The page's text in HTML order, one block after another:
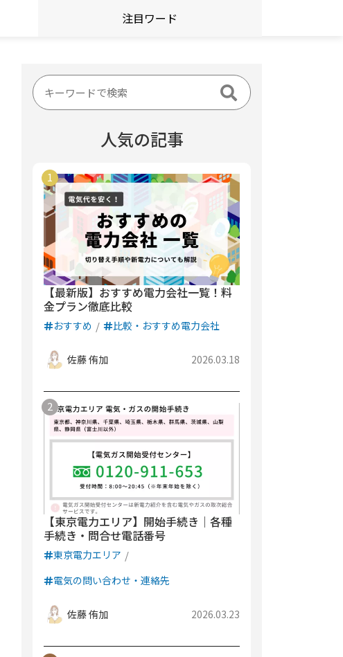
注目ワード
人気の記事
【最新版】おすすめ電力会社一覧！料
金プラン徹底比較
おすすめ 比較・おすすめ電力会社
佐藤 侑加 2026.03.18
【東京電力エリア】開始手続き｜各種
手続き・問合せ電話番号
東京電力エリア
電気の問い合わせ・連絡先
佐藤 侑加 2026.03.23